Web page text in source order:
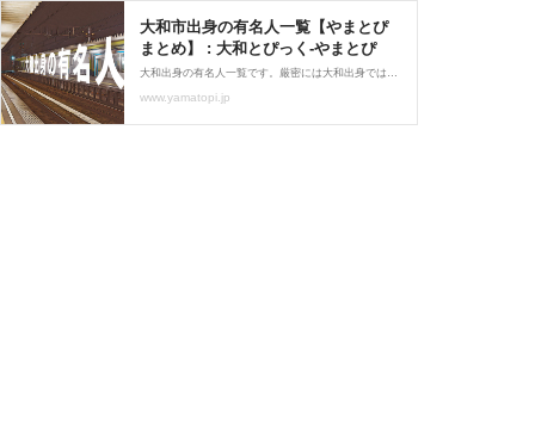
大和市出身の有名人一覧【やまとぴ
まとめ】 : 大和とぴっく-やまとぴ
大和出身の有名人一覧です。厳密には大和出身ではなく大和の高校出身、みたいなパターンや大和に住んでいるという人も掲載予定。リンクがない方は記事にしていないものの市民なら知ってるであろう方で、公式サイト等で大和出身であることが確認できた人を載せております。と
www.yamatopi.jp